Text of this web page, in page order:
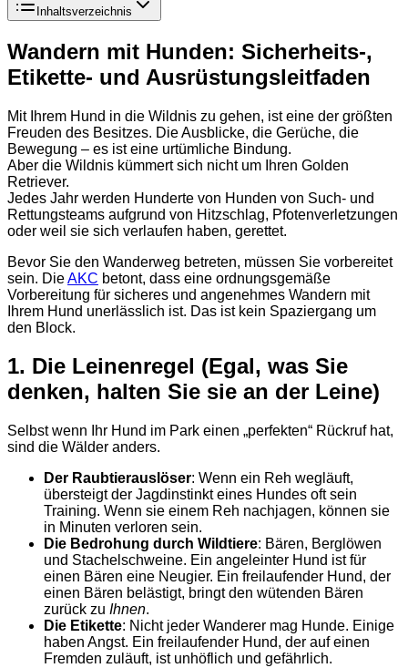
Inhaltsverzeichnis
Wandern mit Hunden: Sicherheits-,
Etikette- und Ausrüstungsleitfaden
Mit Ihrem Hund in die Wildnis zu gehen, ist eine der größten
Freuden des Besitzes. Die Ausblicke, die Gerüche, die
Bewegung – es ist eine urtümliche Bindung.
Aber die Wildnis kümmert sich nicht um Ihren Golden
Retriever.
Jedes Jahr werden Hunderte von Hunden von Such- und
Rettungsteams aufgrund von Hitzschlag, Pfotenverletzungen
oder weil sie sich verlaufen haben, gerettet.
Bevor Sie den Wanderweg betreten, müssen Sie vorbereitet
sein. DieAKC betont, dass eine ordnungsgemäße
Vorbereitung für sicheres und angenehmes Wandern mit
Ihrem Hund unerlässlich ist. Das ist kein Spaziergang um
den Block.
1. Die Leinenregel (Egal, was Sie
denken, halten Sie sie an der Leine)
Selbst wenn Ihr Hund im Park einen „perfekten“ Rückruf hat,
sind die Wälder anders.
Der Raubtierauslöser: Wenn ein Reh wegläuft,
übersteigt der Jagdinstinkt eines Hundes oft sein
Training. Wenn sie einem Reh nachjagen, können sie
in Minuten verloren sein.
Die Bedrohung durch Wildtiere: Bären, Berglöwen
und Stachelschweine. Ein angeleinter Hund ist für
einen Bären eine Neugier. Ein freilaufender Hund, der
einen Bären belästigt, bringt den wütenden Bären
zurück zu Ihnen.
Die Etikette: Nicht jeder Wanderer mag Hunde. Einige
haben Angst. Ein freilaufender Hund, der auf einen
Fremden zuläuft, ist unhöflich und gefährlich.